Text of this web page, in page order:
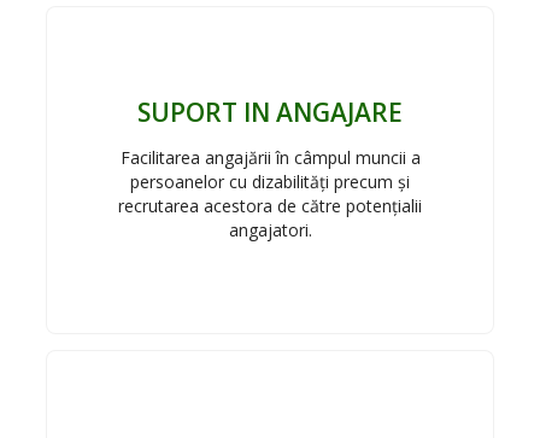
SUPORT IN ANGAJARE
Facilitarea angajării în câmpul muncii a
persoanelor cu dizabilități precum și
recrutarea acestora de către potențialii
angajatori.